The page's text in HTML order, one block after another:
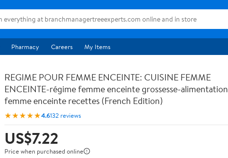
Pharmacy Careers My Items
REGIME POUR FEMME ENCEINTE: CUISINE FEMME
ENCEINTE-régime femme enceinte grossesse-alimentation
femme enceinte recettes (French Edition)
★★★★★4.6132 reviews
US$7.22
Price when purchased online